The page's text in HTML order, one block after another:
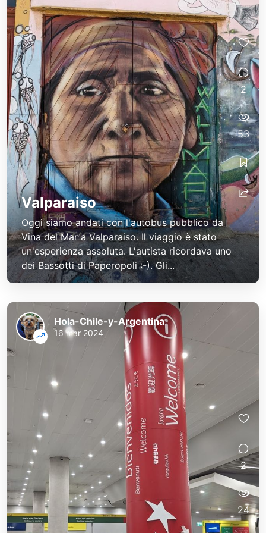
Valparaiso
Oggi siamo andati con l'autobus pubblico da
Vina del Mar a Valparaiso. Il viaggio è stato
un'esperienza assoluta. L'autista ricordava uno
dei Bassotti di Paperopoli :-). Gli...
2
53
Hola-Chile-y-Argentina
16 mar 2024
2
24